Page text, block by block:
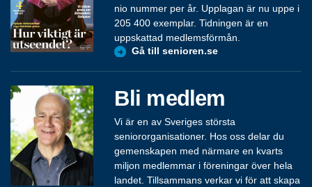
nio nummer per år. Upplagan är nu uppe i
205 400 exemplar. Tidningen är en
uppskattad medlemsförmån.
Gå till senioren.se
Bli medlem
Vi är en av Sveriges största
seniororganisationer. Hos oss delar du
gemenskapen med närmare en kvarts
miljon medlemmar i föreningar över hela
landet. Tillsammans verkar vi för att skapa